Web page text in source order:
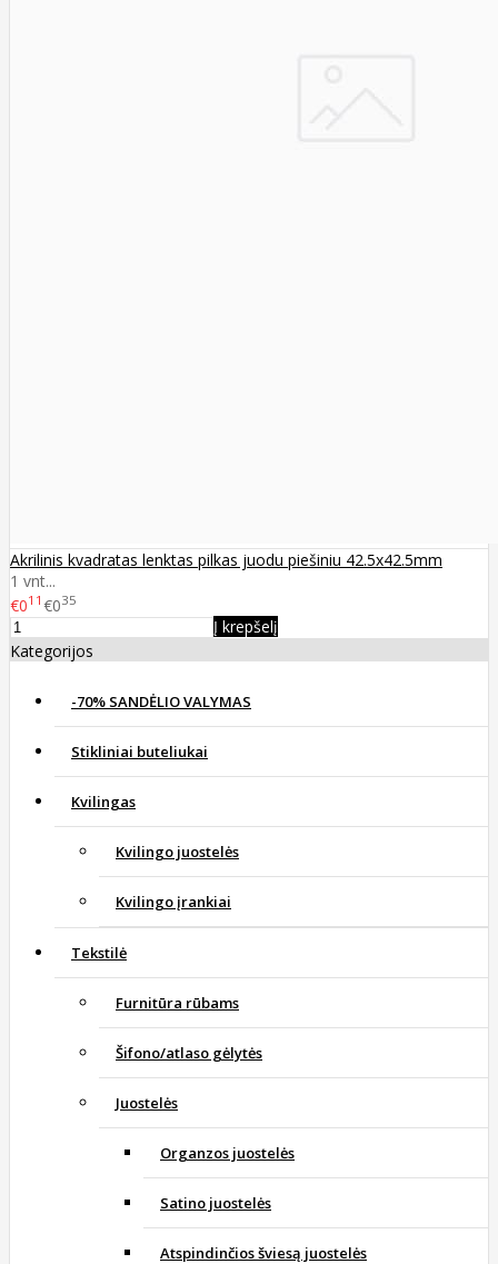
Akrilinis kvadratas lenktas pilkas juodu piešiniu 42.5x42.5mm
1 vnt...
€011 €035
Į krepšelį
Kategorijos
-70% SANDĖLIO VALYMAS
Stikliniai buteliukai
Kvilingas
Kvilingo juostelės
Kvilingo įrankiai
Tekstilė
Furnitūra rūbams
Šifono/atlaso gėlytės
Juostelės
Organzos juostelės
Satino juostelės
Atspindinčios šviesą juostelės